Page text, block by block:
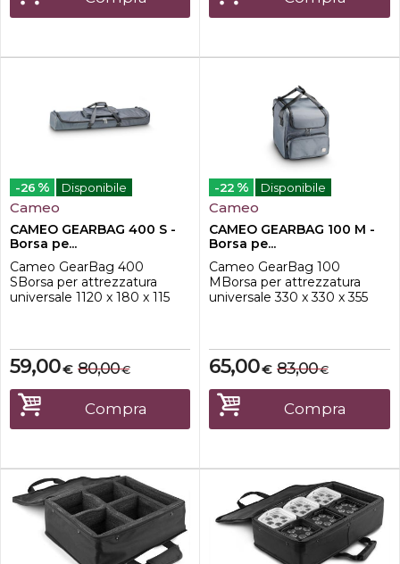
abrasioni etc. spettacolo è finito, è su...
-26 % Disponibile
Cameo
CAMEO GEARBAG 400 S -
Borsa pe...
Cameo GearBag 400
SBorsa per attrezzatura
universale 1120 x 180 x 115
per attrezzature musicali e
di illuminazioneMateriale
esterno di nylon resistente
allabrasione e allacqua
1680DTracolla ergonomica
per il trasporto su entram...
€
59,00 €
80,00
Compra
-22 % Disponibile
Cameo
CAMEO GEARBAG 100 M -
Borsa pe...
Cameo GearBag 100
MBorsa per attrezzatura
universale 330 x 330 x 355
per attrezzature musicali e di
illuminazioneMateriale
esterno di nylon resistente
allabrasione e allacqua
1680DTracolla ergonomica
per il trasporto su entramb...
€
65,00 €
83,00
Compra